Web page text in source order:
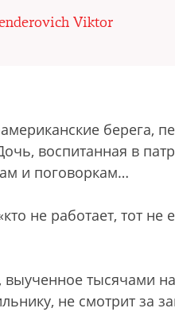
Viktor
берега,
воспитанная в
и поговоркам…
не работает, тот не
тысячами
не смотрит за